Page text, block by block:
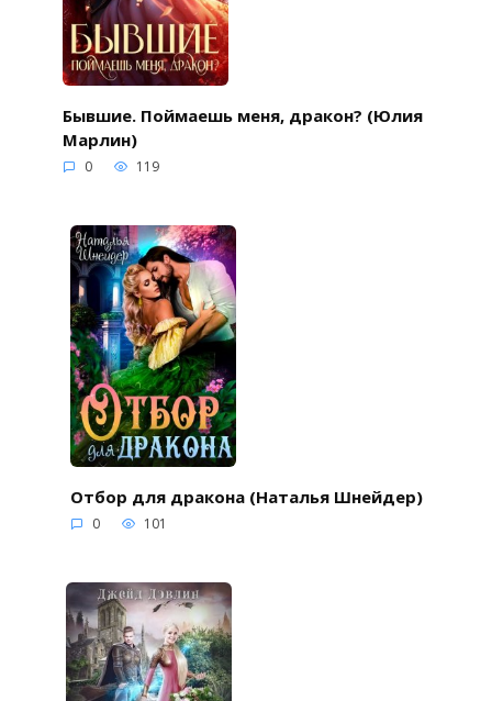
Бывшие. Поймаешь меня, дракон? (Юлия
Марлин)
0 119
Отбор для дракона (Наталья Шнейдер)
0 101